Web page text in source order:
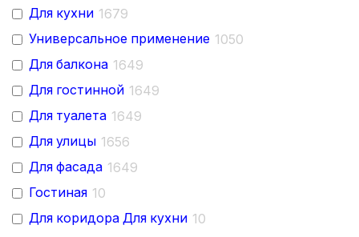
Тераццо 1
Волны 1
Точки 2
Для кухни 1679
Универсальное применение 1050
Для балкона 1649
Для гостинной 1649
Для туалета 1649
Для улицы 1656
Для фасада 1649
Гостиная 10
Для коридора Для кухни 10